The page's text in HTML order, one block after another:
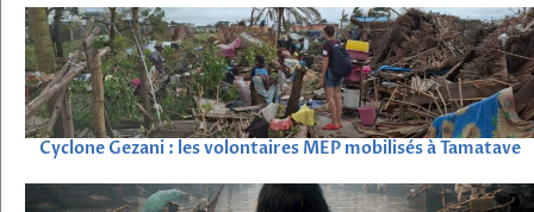
Cyclone Gezani : les volontaires MEP mobilisés à Tamatave